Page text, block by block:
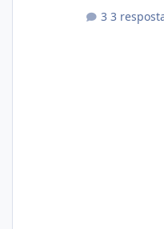
3